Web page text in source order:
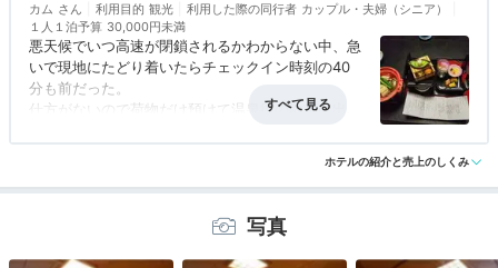
能できる
遠州灘、三河湾から仕入れるお魚♪静岡の美味を味わえる
会席料理
カム 利用目的 観光 利用した際の同行者 カップル・夫婦（シニア）
１人１泊予算 30,000円未満
悪天候でいつ高速が閉鎖されるかわからない中、急
いで現地にたどり着いたらチェックイン時刻の40
分も前だった。
仕方がないので荷物だけ預けて温泉街の散策に出よ
早速お風呂をいただいたが、タオルも浴室に用意さ
れていて手ぶらで行けるタイプ。 殺菌、循環、加
水加温はちょっと残念だが、大きな旅館だから仕方
露天は屋根付きで雨を気にせず入れてよかった。
アクセス 4.0 コスパ 5.0 客室 4.0 接客対応 5.0 風呂 4.0
ホテルの紹介と売上のしくみ
写真